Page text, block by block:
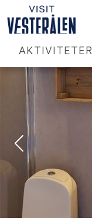
AKTIVITETER